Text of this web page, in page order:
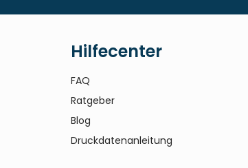
Hilfecenter
FAQ
Ratgeber
Blog
Druckdatenanleitung